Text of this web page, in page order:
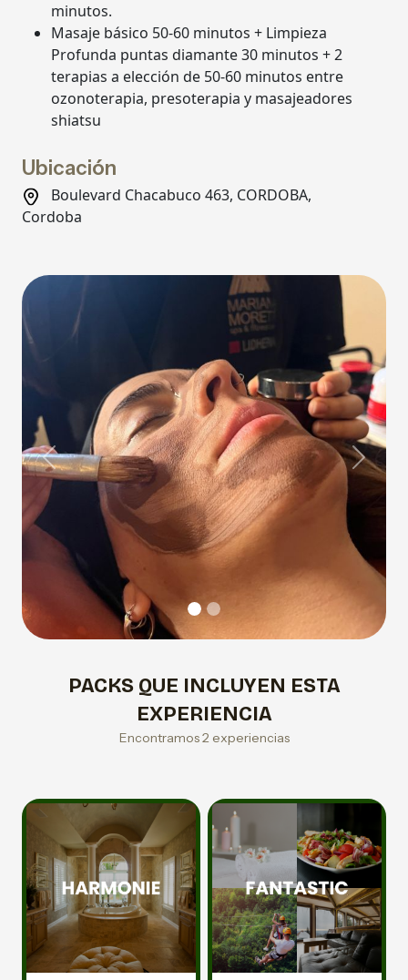
minutos.
Masaje básico 50-60 minutos + Limpieza
Profunda puntas diamante 30 minutos + 2
terapias a elección de 50-60 minutos entre
ozonoterapia, presoterapia y masajeadores
shiatsu
Ubicación
Boulevard Chacabuco 463, CORDOBA,
Cordoba
Previous Next
PACKS QUE INCLUYEN ESTA
EXPERIENCIA
Encontramos 2 experiencias